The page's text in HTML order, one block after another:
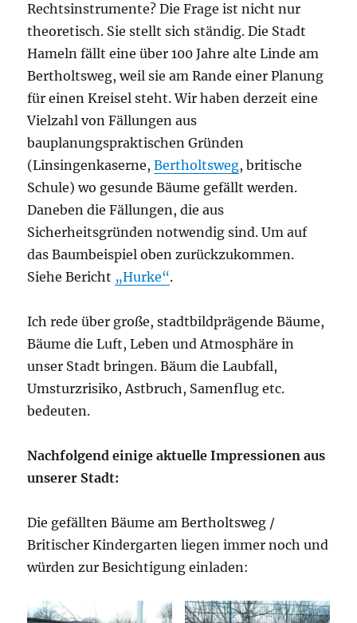
Rechtsinstrumente? Die Frage ist nicht nur
theoretisch. Sie stellt sich ständig. Die Stadt
Hameln fällt eine über 100 Jahre alte Linde am
Bertholtsweg, weil sie am Rande einer Planung
für einen Kreisel steht. Wir haben derzeit eine
Vielzahl von Fällungen aus
bauplanungspraktischen Gründen
(Linsingenkaserne,Bertholtsweg, britische
Schule) wo gesunde Bäume gefällt werden.
Daneben die Fällungen, die aus
Sicherheitsgründen notwendig sind. Um auf
das Baumbeispiel oben zurückzukommen.
Siehe Bericht „Hurke“.
Ich rede über große, stadtbildprägende Bäume,
Bäume die Luft, Leben und Atmosphäre in
unser Stadt bringen. Bäum die Laubfall,
Umsturzrisiko, Astbruch, Samenflug etc.
bedeuten.
Nachfolgend einige aktuelle Impressionen aus
unserer Stadt:
Die gefällten Bäume am Bertholtsweg /
Britischer Kindergarten liegen immer noch und
würden zur Besichtigung einladen: